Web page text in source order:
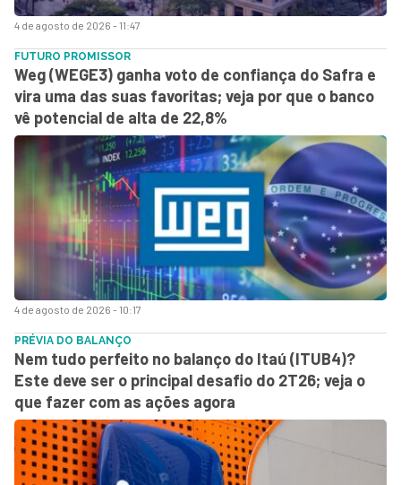
4 de agosto de 2026 - 11:47
4 de agosto de 2026 - 10:17
FUTURO PROMISSOR
Weg (WEGE3) ganha voto de confiança do Safra e
vira uma das suas favoritas; veja por que o banco
vê potencial de alta de 22,8%
PRÉVIA DO BALANÇO
Nem tudo perfeito no balanço do Itaú (ITUB4)?
Este deve ser o principal desafio do 2T26; veja o
que fazer com as ações agora